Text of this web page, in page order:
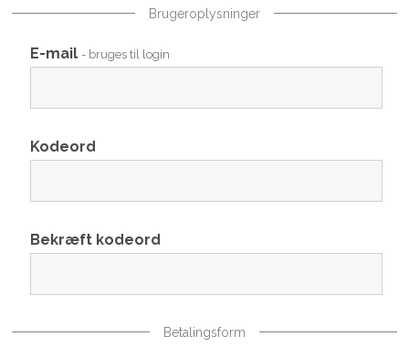
Brugeroplysninger
E-mail - bruges til login
Kodeord
Bekræft kodeord
Betalingsform